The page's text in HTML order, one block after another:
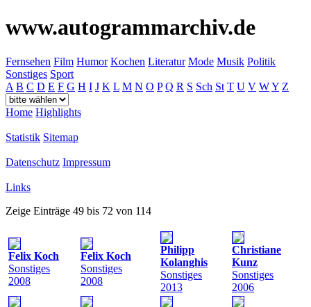
www.autogrammarchiv.de
Fernsehen Film Humor Kochen Literatur Mode Musik Politik
Sonstiges Sport
A B C D E F G H I J K L M N O P Q R S Sch St T U V WY Z
Home Highlights
Statistik Sitemap
Datenschutz Impressum
Links
Zeige Einträge 49 bis 72 von 114
Felix Koch
Sonstiges
2008
Felix Koch
Sonstiges
2008
Philipp
Kolanghis
Sonstiges
2013
Christiane
Kunz
Sonstiges
2006